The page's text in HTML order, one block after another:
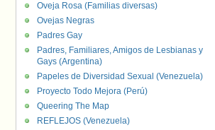
Oveja Rosa (Familias diversas)
Ovejas Negras
Padres Gay
Padres, Familiares, Amigos de Lesbianas y
Gays (Argentina)
Papeles de Diversidad Sexual (Venezuela)
Proyecto Todo Mejora (Perú)
Queering The Map
REFLEJOS (Venezuela)